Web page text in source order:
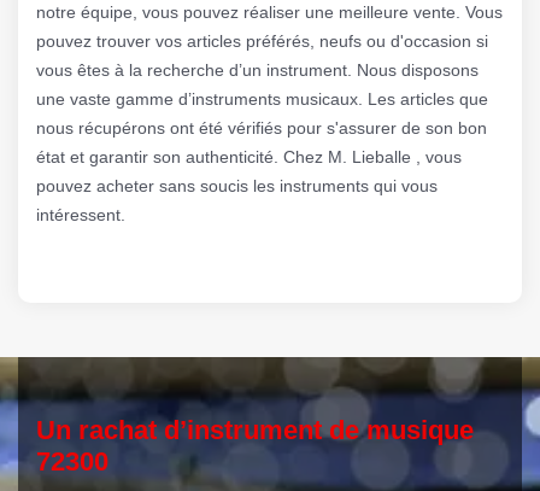
notre équipe, vous pouvez réaliser une meilleure vente. Vous
pouvez trouver vos articles préférés, neufs ou d'occasion si
vous êtes à la recherche d’un instrument. Nous disposons
une vaste gamme d’instruments musicaux. Les articles que
nous récupérons ont été vérifiés pour s'assurer de son bon
état et garantir son authenticité. Chez M. Lieballe , vous
pouvez acheter sans soucis les instruments qui vous
intéressent.
Un rachat d’instrument de musique
72300